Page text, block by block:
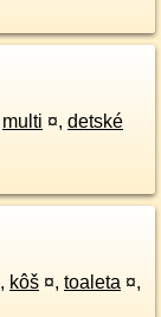
multi ¤, detské
, kôš ¤, toaleta ¤,